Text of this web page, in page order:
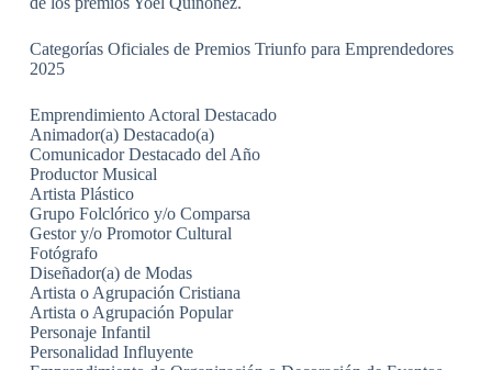
Categorías Oficiales de Premios Triunfo para Emprendedores
2025
Emprendimiento Actoral Destacado
Animador(a) Destacado(a)
Comunicador Destacado del Año
Productor Musical
Artista Plástico
Grupo Folclórico y/o Comparsa
Gestor y/o Promotor Cultural
Fotógrafo
Diseñador(a) de Modas
Artista o Agrupación Cristiana
Artista o Agrupación Popular
Personaje Infantil
Personalidad Influyente